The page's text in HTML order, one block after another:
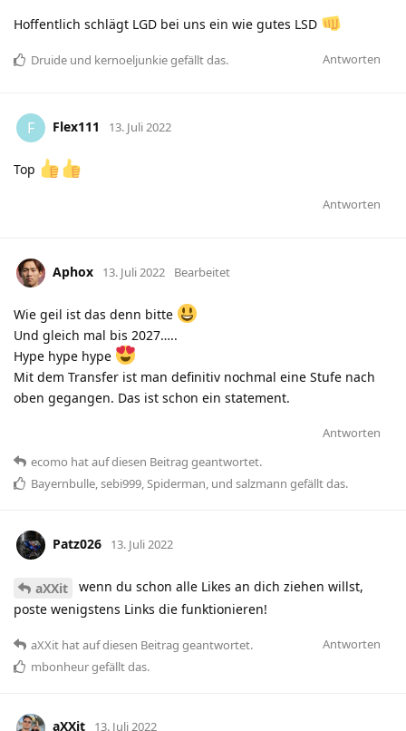
Hoffentlich schlägt LGD bei uns ein wie gutes LSD
Antworten
Druide und kernoeljunkiegefällt das.
F Flex111 13. Juli 2022
Top
Antworten
Aphox 13. Juli 2022 Bearbeitet
Wie geil ist das denn bitte
Und gleich mal bis 2027…..
Hype hype hype
Mit dem Transfer ist man definitiv nochmal eine Stufe nach
oben gegangen. Das ist schon ein statement.
Antworten
ecomo hatauf diesen Beitrag geantwortet.
Bayernbulle,sebi999,Spiderman, und salzmann gefällt das.
Patz026 13. Juli 2022
aXXit
wenn du schon alle Likes an dich ziehen willst,
poste wenigstens Links die funktionieren!
Antworten
aXXit hatauf diesen Beitrag geantwortet.
mbonheurgefällt das.
aXXit 13. Juli 2022